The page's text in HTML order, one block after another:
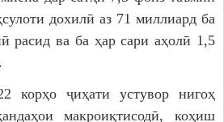
дохилӣ аз 71 миллиард ба
расид ва ба ҳар сари аҳолӣ 1,5
корҳо ҷиҳати устувор нигоҳ
макроиқтисодӣ, коҳиш